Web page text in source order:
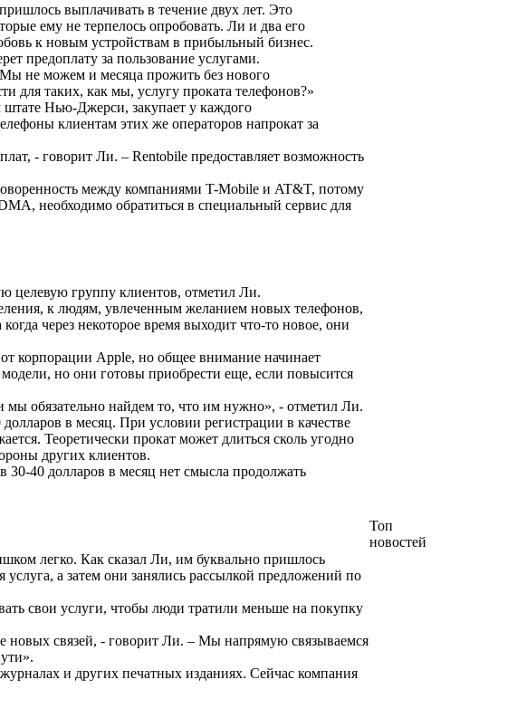
выплачивать в течение двух лет. Это
ему не терпелось опробовать. Ли и два его
к новым устройствам в прибыльный бизнес.
предоплату за пользование услугами.
не можем и месяца прожить без нового
для таких, как мы, услугу проката телефонов?»
штате Нью-Джерси, закупает у каждого
клиентам этих же операторов напрокат за
- говорит Ли. – Rentobile предоставляет возможность
между компаниями T-Mobile и AT&T, потому
необходимо обратиться в специальный сервис для
целевую группу клиентов, отметил Ли.
к людям, увлеченным желанием новых телефонов,
через некоторое время выходит что-то новое, они
корпорации Apple, но общее внимание начинает
но они готовы приобрести еще, если повысится
мы обязательно найдем то, что им нужно», - отметил Ли.
в месяц. При условии регистрации в качестве
Теоретически прокат может длиться сколь угодно
других клиентов.
30-40 долларов в месяц нет смысла продолжать
легко. Как сказал Ли, им буквально пришлось
а затем они занялись рассылкой предложений по
свои услуги, чтобы люди тратили меньше на покупку
связей, - говорит Ли. – Мы напрямую связываемся
и других печатных изданиях. Сейчас компания
Топ
новостей